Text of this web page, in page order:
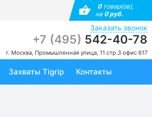
0товар(ов),
на0 руб.
Заказать звонок
+7 (495) 542-40-78
г. Москва, Промышленная улица, 11 стр.3 офис 617
Захваты Tigrip Контакты